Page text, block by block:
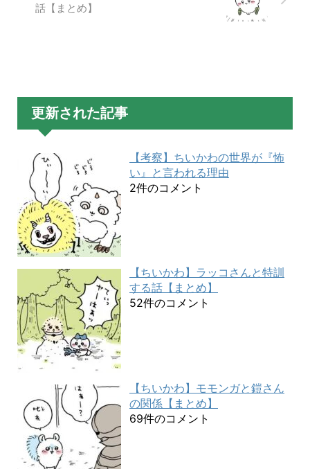
話【まとめ】
更新された記事
【考察】ちいかわの世界が『怖
い』と言われる理由
2件のコメント
【ちいかわ】ラッコさんと特訓
する話【まとめ】
52件のコメント
【ちいかわ】モモンガと鎧さん
の関係【まとめ】
69件のコメント